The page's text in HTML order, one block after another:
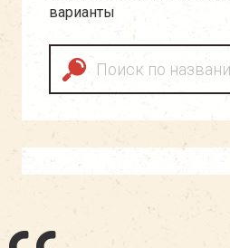
варианты